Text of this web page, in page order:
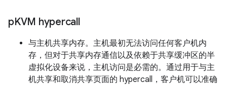
pKVM hypercall
与主机共享内存。主机最初无法访问任何客户机内
存，但对于共享内存通信以及依赖于共享缓冲区的半
虚拟化设备来说，主机访问是必需的。通过用于与主
机共享和取消共享页面的 hypercall，客户机可以准确